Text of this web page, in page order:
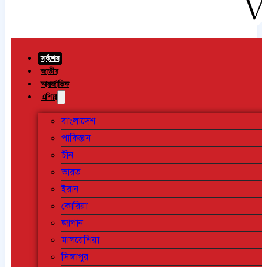
সর্বশেষ
জাতীয়
আন্তর্জাতিক
এশিয়া
বাংলাদেশ
পাকিস্তান
চীন
ভারত
ইরান
কোরিয়া
জাপান
মালয়েশিয়া
সিঙ্গাপুর